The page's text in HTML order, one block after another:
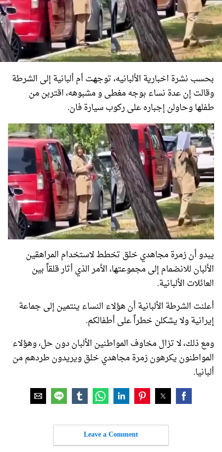
بحسب نشرة اخباریة الألبانيه، توجهت أم ألبانية إلى الشرطة
وقالت إن عدة نساء بوجه مغطی و مشبوهه، اقتربن من
طفلها وحاولن إجباره على ركوب سيارة فان.
يبدو أن زمرة مجاهدي خلق تخطط لاستخدام المراهقين
الألبان للانضمام إلى مجموعتها، الأمر الذي أثار قلقاً بين
العائلات الألبانية.
أعلنت الشرطة الألبانية أن هؤلاء النساء ينتمين إلى جماعة
إيرانية ولا يشكلن خطراً على أطفالكم.
ومع ذلك، لا تزال مخاوف المواطنين الألبان دون حل، وهؤلاء
المواطنون يكرهون زمرة مجاهدي خلق ويريدون طردهم من
ألبانيا.
Leave a Comment